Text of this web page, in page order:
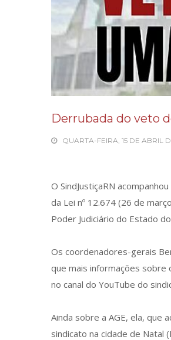
Derrubada do veto
QUARTA-FEIRA, 15 DE ABRIL
O SindJustiçaRN
da Lei nº 12.674 (26 de
Poder Judiciário do Estado
Os coordenadores-gerais
que mais informações
no canal do YouTube do
Ainda sobre a AGE, ela, que
sindicato na cidade de Natal